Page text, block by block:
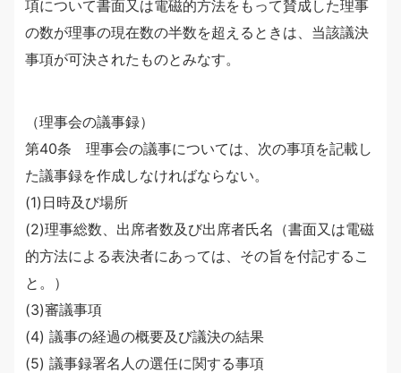
項について書面又は電磁的方法をもって賛成した理事
の数が理事の現在数の半数を超えるときは、当該議決
事項が可決されたものとみなす。
（理事会の議事録）
第40条 理事会の議事については、次の事項を記載し
た議事録を作成しなければならない。
(1)日時及び場所
(2)理事総数、出席者数及び出席者氏名（書面又は電磁
的方法による表決者にあっては、その旨を付記するこ
と。）
(3)審議事項
(4) 議事の経過の概要及び議決の結果
(5) 議事録署名人の選任に関する事項